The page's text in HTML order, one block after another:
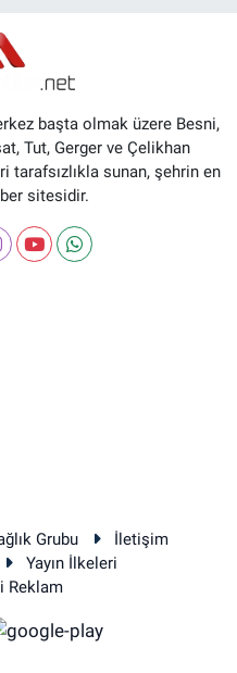
başta olmak üzere Besni,
Tut, Gerger ve Çelikhan
sunan, şehrin en
sitesidir.
Grubu
İletişim
Yayın İlkeleri
Reklam